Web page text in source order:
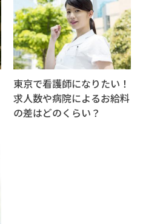
東京で看護師になりたい！
求人数や病院によるお給料
の差はどのくらい？